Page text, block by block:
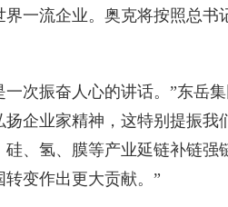
界一流企业。奥克将按照总
振奋人心的讲话。”东岳集
扬企业家精神，这特别提振
、氢、膜等产业延链补链强
转变作出更大贡献。”